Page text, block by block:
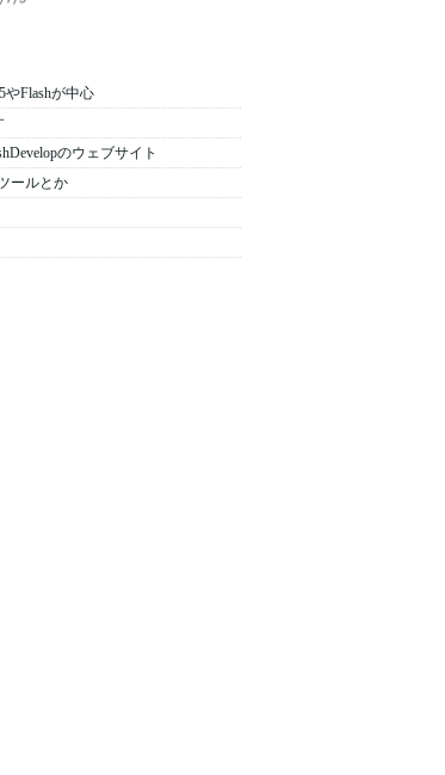
Flashが中心
のウェブサイト
ールとか